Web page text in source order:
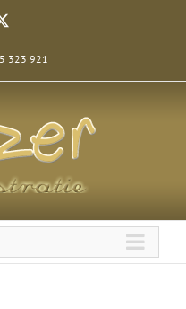
323 921